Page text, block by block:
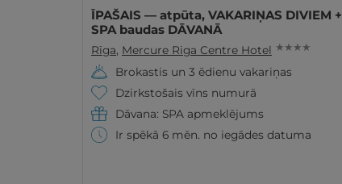
ĪPAŠAIS — atpūta, VAKARIŅAS DIVIEM +
SPA baudas DĀVANĀ
Rīga, Mercure Riga Centre Hotel ★ ★ ★ ★
Brokastis un 3 ēdienu vakariņas
Dzirkstošais vīns numurā
Dāvana: SPA apmeklējums
Ir spēkā 6 mēn. no iegādes datuma